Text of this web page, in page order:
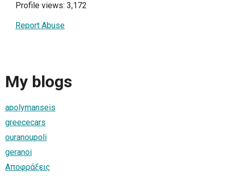
Profile views: 3,172
Report Abuse
My blogs
apolymanseis
greececars
ouranoupoli
geranoi
Αποφράξεις